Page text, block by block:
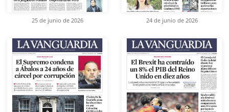
25 de junio de 2026 24 de junio de 2026